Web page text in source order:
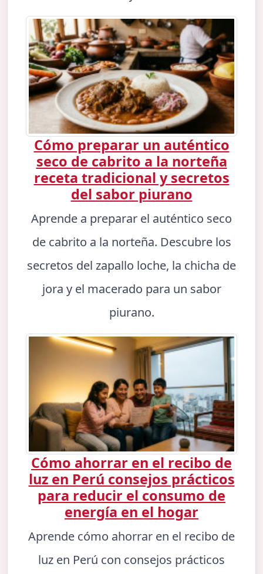
Cómo preparar un auténtico
seco de cabrito a la norteña
receta tradicional y secretos
del sabor piurano
Aprende a preparar el auténtico seco
de cabrito a la norteña. Descubre los
secretos del zapallo loche, la chicha de
jora y el macerado para un sabor
piurano.
Cómo ahorrar en el recibo de
luz en Perú consejos prácticos
para reducir el consumo de
energía en el hogar
Aprende cómo ahorrar en el recibo de
luz en Perú con consejos prácticos